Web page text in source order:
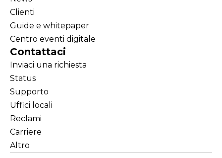
Clienti
Guide e whitepaper
Centro eventi digitale
Contattaci
Inviaci una richiesta
Status
Supporto
Uffici locali
Reclami
Carriere
Altro